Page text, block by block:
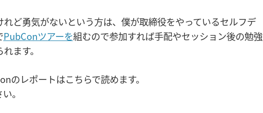
ど勇気がないという方は、僕が取締役をやっているセルフデ
PubConツアーを組むので参加すれば手配やセッション後の勉強
ます。
のレポートはこちらで読めます。
。